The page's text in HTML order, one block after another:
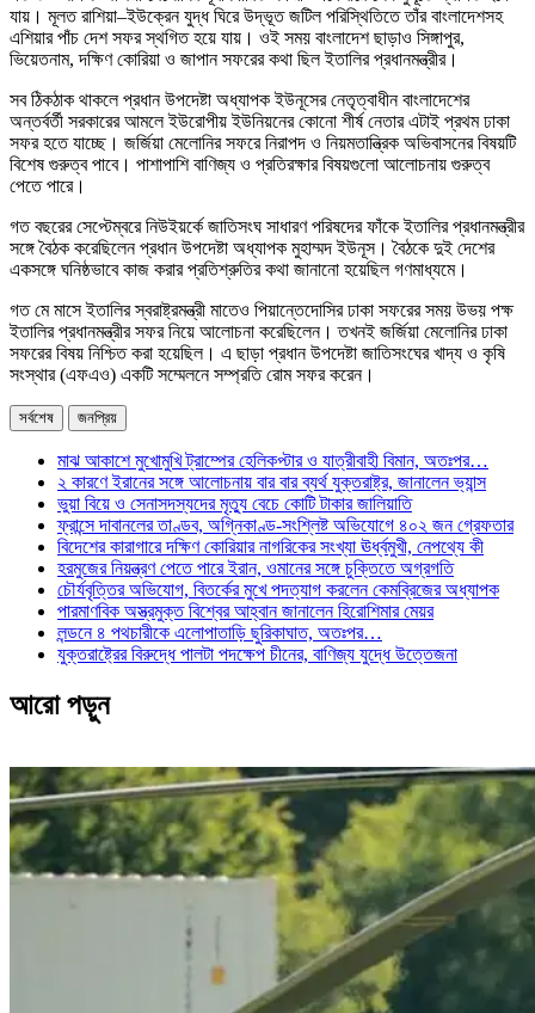
যায়। মূলত রাশিয়া–ইউক্রেন যুদ্ধ ঘিরে উদ্ভূত জটিল পরিস্থিতিতে তাঁর বাংলাদেশসহ
এশিয়ার পাঁচ দেশ সফর স্থগিত হয়ে যায়। ওই সময় বাংলাদেশ ছাড়াও সিঙ্গাপুর,
ভিয়েতনাম, দক্ষিণ কোরিয়া ও জাপান সফরের কথা ছিল ইতালির প্রধানমন্ত্রীর।
সব ঠিকঠাক থাকলে প্রধান উপদেষ্টা অধ্যাপক ইউনূসের নেতৃত্বাধীন বাংলাদেশের
অন্তর্বর্তী সরকারের আমলে ইউরোপীয় ইউনিয়নের কোনো শীর্ষ নেতার এটাই প্রথম ঢাকা
সফর হতে যাচ্ছে। জর্জিয়া মেলোনির সফরে নিরাপদ ও নিয়মতান্ত্রিক অভিবাসনের বিষয়টি
বিশেষ গুরুত্ব পাবে। পাশাপাশি বাণিজ্য ও প্রতিরক্ষার বিষয়গুলো আলোচনায় গুরুত্ব
পেতে পারে।
গত বছরের সেপ্টেম্বরে নিউইয়র্কে জাতিসংঘ সাধারণ পরিষদের ফাঁকে ইতালির প্রধানমন্ত্রীর
সঙ্গে বৈঠক করেছিলেন প্রধান উপদেষ্টা অধ্যাপক মুহাম্মদ ইউনূস। বৈঠকে দুই দেশের
একসঙ্গে ঘনিষ্ঠভাবে কাজ করার প্রতিশ্রুতির কথা জানানো হয়েছিল গণমাধ্যমে।
গত মে মাসে ইতালির স্বরাষ্ট্রমন্ত্রী মাতেও পিয়ান্তেদোসির ঢাকা সফরের সময় উভয় পক্ষ
ইতালির প্রধানমন্ত্রীর সফর নিয়ে আলোচনা করেছিলেন। তখনই জর্জিয়া মেলোনির ঢাকা
সফরের বিষয় নিশ্চিত করা হয়েছিল। এ ছাড়া প্রধান উপদেষ্টা জাতিসংঘের খাদ্য ও কৃষি
সংস্থার (এফএও) একটি সম্মেলনে সম্প্রতি রোম সফর করেন।
সর্বশেষ জনপ্রিয়
মাঝ আকাশে মুখোমুখি ট্রাম্পের হেলিকপ্টার ও যাত্রীবাহী বিমান, অতঃপর…
২ কারণে ইরানের সঙ্গে আলোচনায় বার বার ব্যর্থ যুক্তরাষ্ট্র, জানালেন ভ্যান্স
ভুয়া বিয়ে ও সেনাসদস্যদের মৃত্যু বেচে কোটি টাকার জালিয়াতি
ফ্রান্সে দাবানলের তাণ্ডব, অগ্নিকাণ্ড-সংশ্লিষ্ট অভিযোগে ৪০২ জন গ্রেফতার
বিদেশের কারাগারে দক্ষিণ কোরিয়ার নাগরিকের সংখ্যা ঊর্ধ্বমুখী, নেপথ্যে কী
হরমুজের নিয়ন্ত্রণ পেতে পারে ইরান, ওমানের সঙ্গে চুক্তিতে অগ্রগতি
চৌর্যবৃত্তির অভিযোগ, বিতর্কের মুখে পদত্যাগ করলেন কেমব্রিজের অধ্যাপক
পারমাণবিক অস্ত্রমুক্ত বিশ্বের আহ্বান জানালেন হিরোশিমার মেয়র
লন্ডনে ৪ পথচারীকে এলোপাতাড়ি ছুরিকাঘাত, অতঃপর…
যুক্তরাষ্ট্রের বিরুদ্ধে পালটা পদক্ষেপ চীনের, বাণিজ্য যুদ্ধে ‍উত্তেজনা
আরো পড়ুন